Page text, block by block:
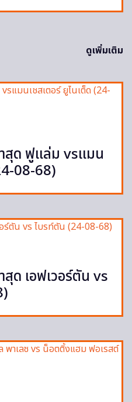
ดูเพิ่มเติม
สุด ฟูแล่ม vsแมน
08-68)
ด เอฟเวอร์ตัน vs